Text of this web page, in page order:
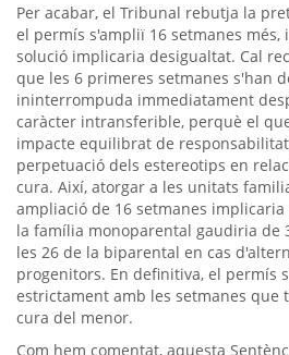
Per acabar, el Tribunal rebutja la
el permís s'ampliï 16 setmanes més,
solució implicaria desigualtat. Cal
que les 6 primeres setmanes s'han
ininterrompuda immediatament
caràcter intransferible, perquè el
impacte equilibrat de
perpetuació dels estereotips en
cura. Així, atorgar a les unitats
ampliació de 16 setmanes
la família monoparental gaudiria de
les 26 de la biparental en cas
progenitors. En definitiva, el permís
estrictament amb les setmanes
cura del menor.
Com hem comentat, aquesta